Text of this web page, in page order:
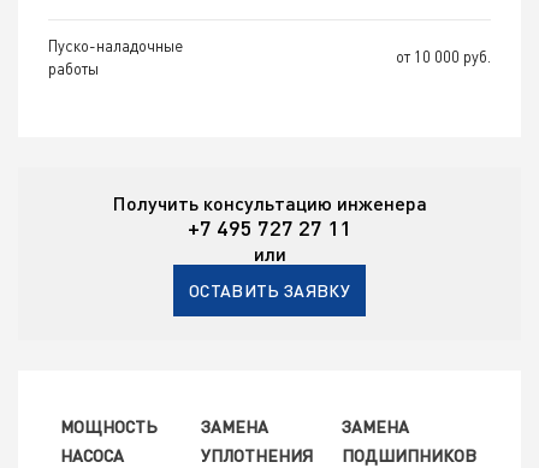
Пуско-наладочные
работы
от 10 000 руб.
Получить консультацию инженера
+7 495 727 27 11
или
ОСТАВИТЬ ЗАЯВКУ
МОЩНОСТЬ
НАСОСА
ЗАМЕНА
УПЛОТНЕНИЯ
ЗАМЕНА
ПОДШИПНИКОВ